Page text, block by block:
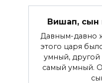
Вишап, сын
Давным-давно
этого царя
умный, другой
самый умный.